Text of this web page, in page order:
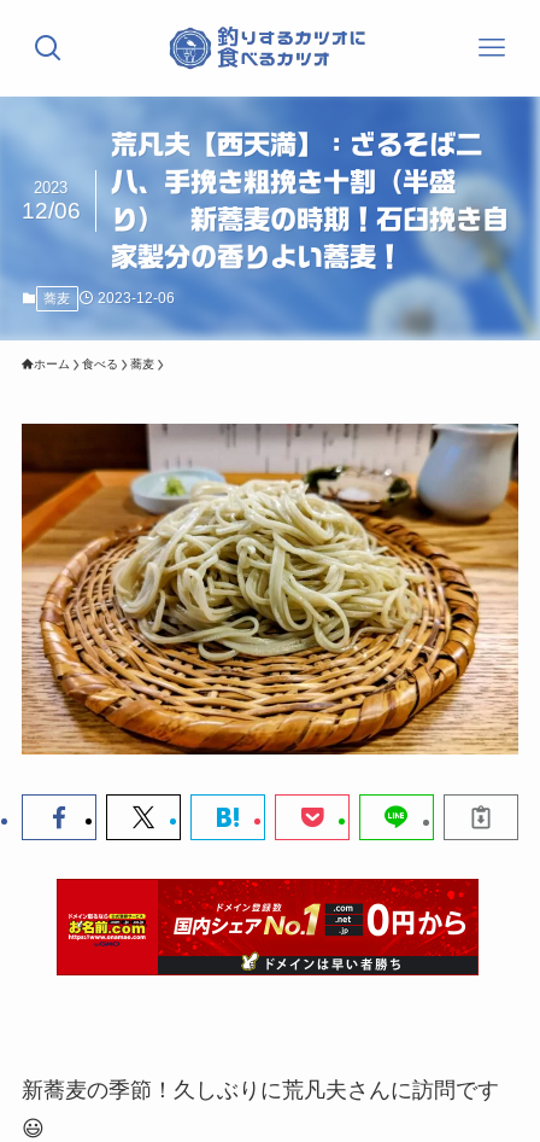
荒凡夫【西天満】：ざるそば二
八、手挽き粗挽き十割（半盛
り） 新蕎麦の時期！石臼挽き自
家製分の香りよい蕎麦！
2023
12/06
蕎麦 2023-12-06
ホーム 食べる 蕎麦
新蕎麦の季節！久しぶりに荒凡夫さんに訪問です
😃